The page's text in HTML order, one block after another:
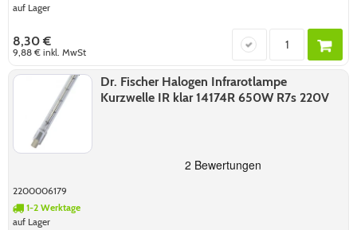
auf Lager
8,30 €
9,88 €inkl. MwSt
Dr. Fischer Halogen Infrarotlampe
Kurzwelle IR klar 14174R 650W R7s 220V
2200006179
1-2 Werktage
auf Lager